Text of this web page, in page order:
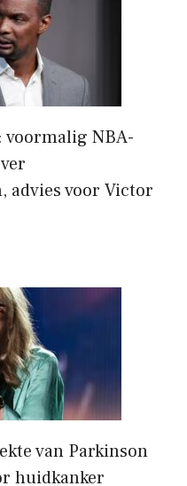
voormalig NBA-
advies voor Victor
van Parkinson
huidkanker